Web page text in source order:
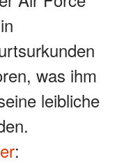
was ihm
leibliche
: